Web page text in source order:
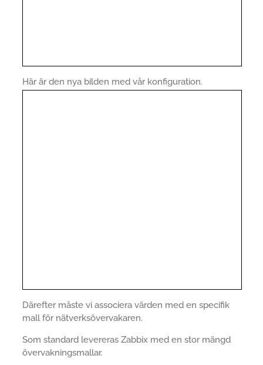
Här är den nya bilden med vår konfiguration.
Därefter måste vi associera värden med en specifik
mall för nätverksövervakaren.
Som standard levereras Zabbix med en stor mängd
övervakningsmallar.